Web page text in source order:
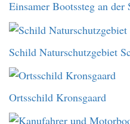
Einsamer Bootssteg an der
Schild Naturschutzgebiet
Ortsschild Kronsgaard